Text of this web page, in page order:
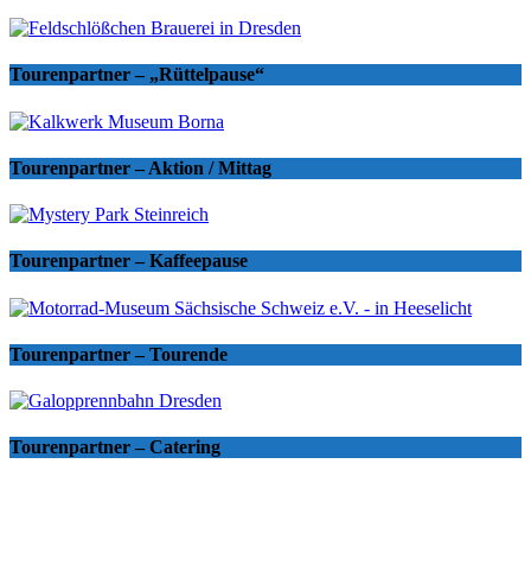
Tourenpartner – „Rüttelpause“
Tourenpartner – Aktion / Mittag
Tourenpartner – Kaffeepause
Tourenpartner – Tourende
Tourenpartner – Catering